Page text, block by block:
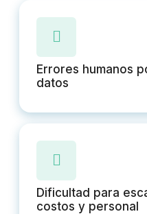
Errores humanos
datos
Dificultad para
costos y personal